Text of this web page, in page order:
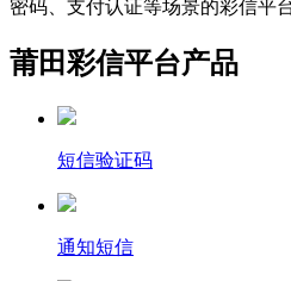
密码、支付认证等场景的彩信平
莆田彩信平台产品
短信验证码
通知短信